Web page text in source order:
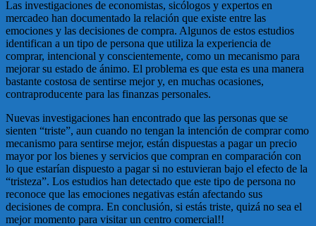
Las investigaciones de economistas, sicólogos y expertos en
mercadeo han documentado la relación que existe entre las
emociones y las decisiones de compra. Algunos de estos estudios
identifican a un tipo de persona que utiliza la experiencia de
comprar, intencional y conscientemente, como un mecanismo para
mejorar su estado de ánimo. El problema es que esta es una manera
bastante costosa de sentirse mejor y, en muchas ocasiones,
contraproducente para las finanzas personales.
Nuevas investigaciones han encontrado que las personas que se
sienten “triste”, aun cuando no tengan la intención de comprar como
mecanismo para sentirse mejor, están dispuestas a pagar un precio
mayor por los bienes y servicios que compran en comparación con
lo que estarían dispuesto a pagar si no estuvieran bajo el efecto de la
“tristeza”. Los estudios han detectado que este tipo de persona no
reconoce que las emociones negativas están afectando sus
decisiones de compra. En conclusión, si estás triste, quizá no sea el
mejor momento para visitar un centro comercial!!